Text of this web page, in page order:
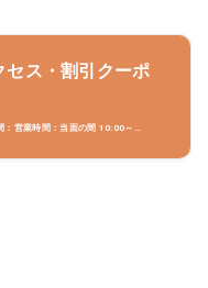
セス・割引クーポ
：営業時間：当面の間 10:00～